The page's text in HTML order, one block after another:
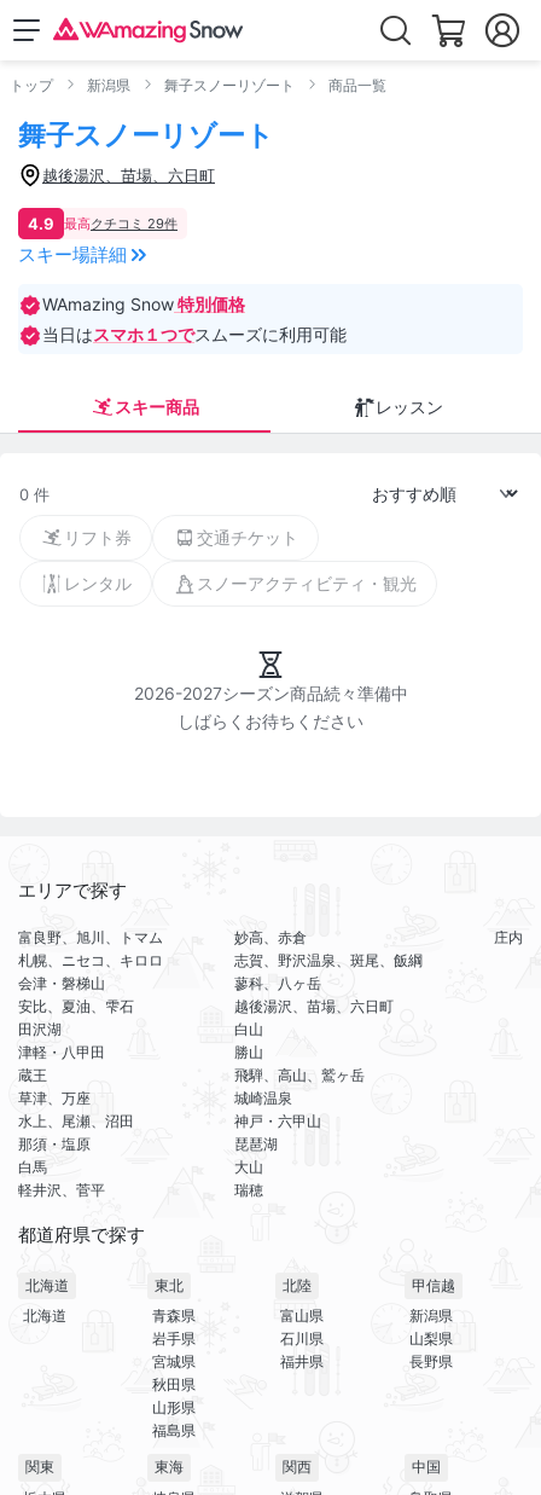
トップ 新潟県 舞子スノーリゾート 商品一覧
舞子スノーリゾート
越後湯沢、苗場、六日町
4.9 最高クチコミ 29件
スキー場詳細
WAmazing Snow特別価格
当日はスマホ１つでスムーズに利用可能
スキー商品 レッスン
0 件
リフト券 交通チケット
レンタル スノーアクティビティ・観光
2026-2027シーズン商品続々準備中
エリアで探す
富良野、旭川、トマム
札幌、ニセコ、キロロ
会津・磐梯山
安比、夏油、雫石
田沢湖
津軽・八甲田
蔵王
草津、万座
水上、尾瀬、沼田
那須・塩原
白馬
軽井沢、菅平
妙高、赤倉
志賀、野沢温泉、斑尾、飯綱
蓼科、八ヶ岳
越後湯沢、苗場、六日町
白山
勝山
飛騨、高山、鷲ヶ岳
城崎温泉
神戸・六甲山
琵琶湖
大山
瑞穂
庄内
都道府県で探す
北海道
北海道
東北
青森県
岩手県
宮城県
秋田県
山形県
福島県
北陸
富山県
石川県
福井県
甲信越
新潟県
山梨県
長野県
関東
東海
関西
中国